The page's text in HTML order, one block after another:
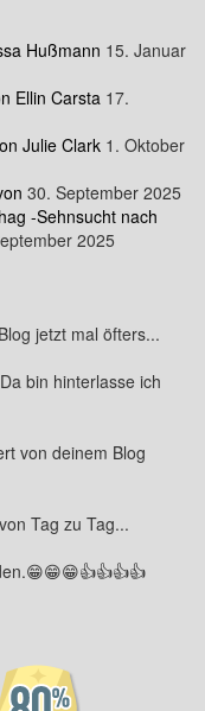
Hußmann 15. Januar
Ellin Carsta 17.
Julie Clark 1. Oktober
30. September 2025
-Sehnsucht nach
2025
jetzt mal öfters...
bin hinterlasse ich
von deinem Blog
Tag zu Tag...